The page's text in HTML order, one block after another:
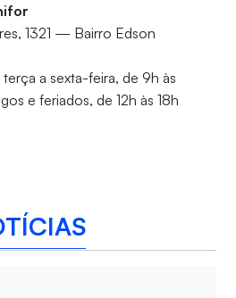
1321 — Bairro Edson
a sexta-feira, de 9h às
e feriados, de 12h às 18h